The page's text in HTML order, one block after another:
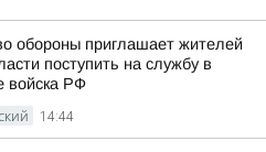
обороны приглашает жителей
поступить на службу в
войска РФ
14:44